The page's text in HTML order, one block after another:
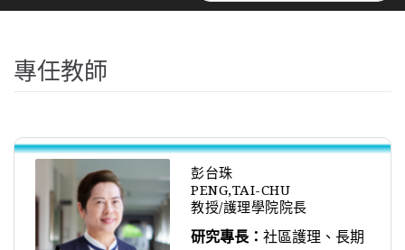
尋
專任教師
彭台珠
PENG,TAI-CHU
教授/護理學院院長
研究專長： 社區護理、長期